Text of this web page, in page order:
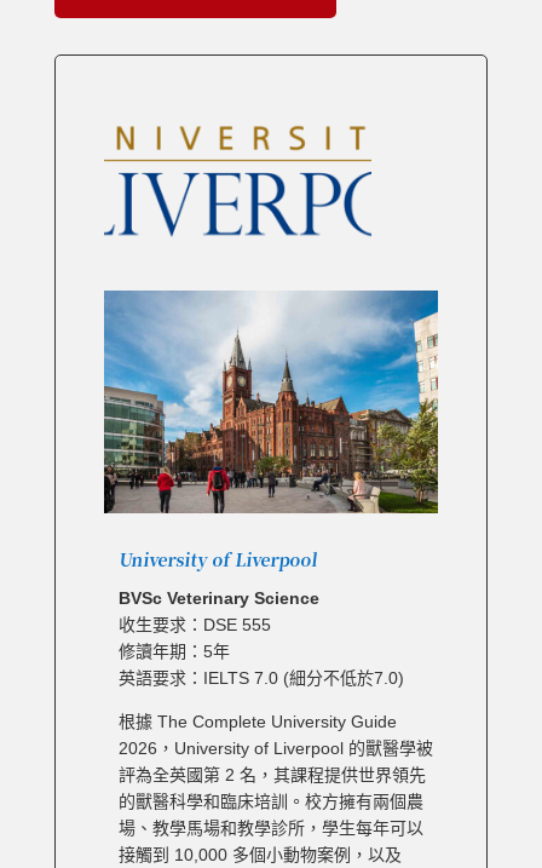
University of Liverpool
BVSc Veterinary Science
收生要求：DSE 555
修讀年期：5年
英語要求：IELTS 7.0 (細分不低於7.0)
根據 The Complete University Guide
2026，University of Liverpool 的獸醫學被
評為全英國第 2 名，其課程提供世界領先
的獸醫科學和臨床培訓。校方擁有兩個農
場、教學馬場和教學診所，學生每年可以
接觸到 10,000 多個小動物案例，以及